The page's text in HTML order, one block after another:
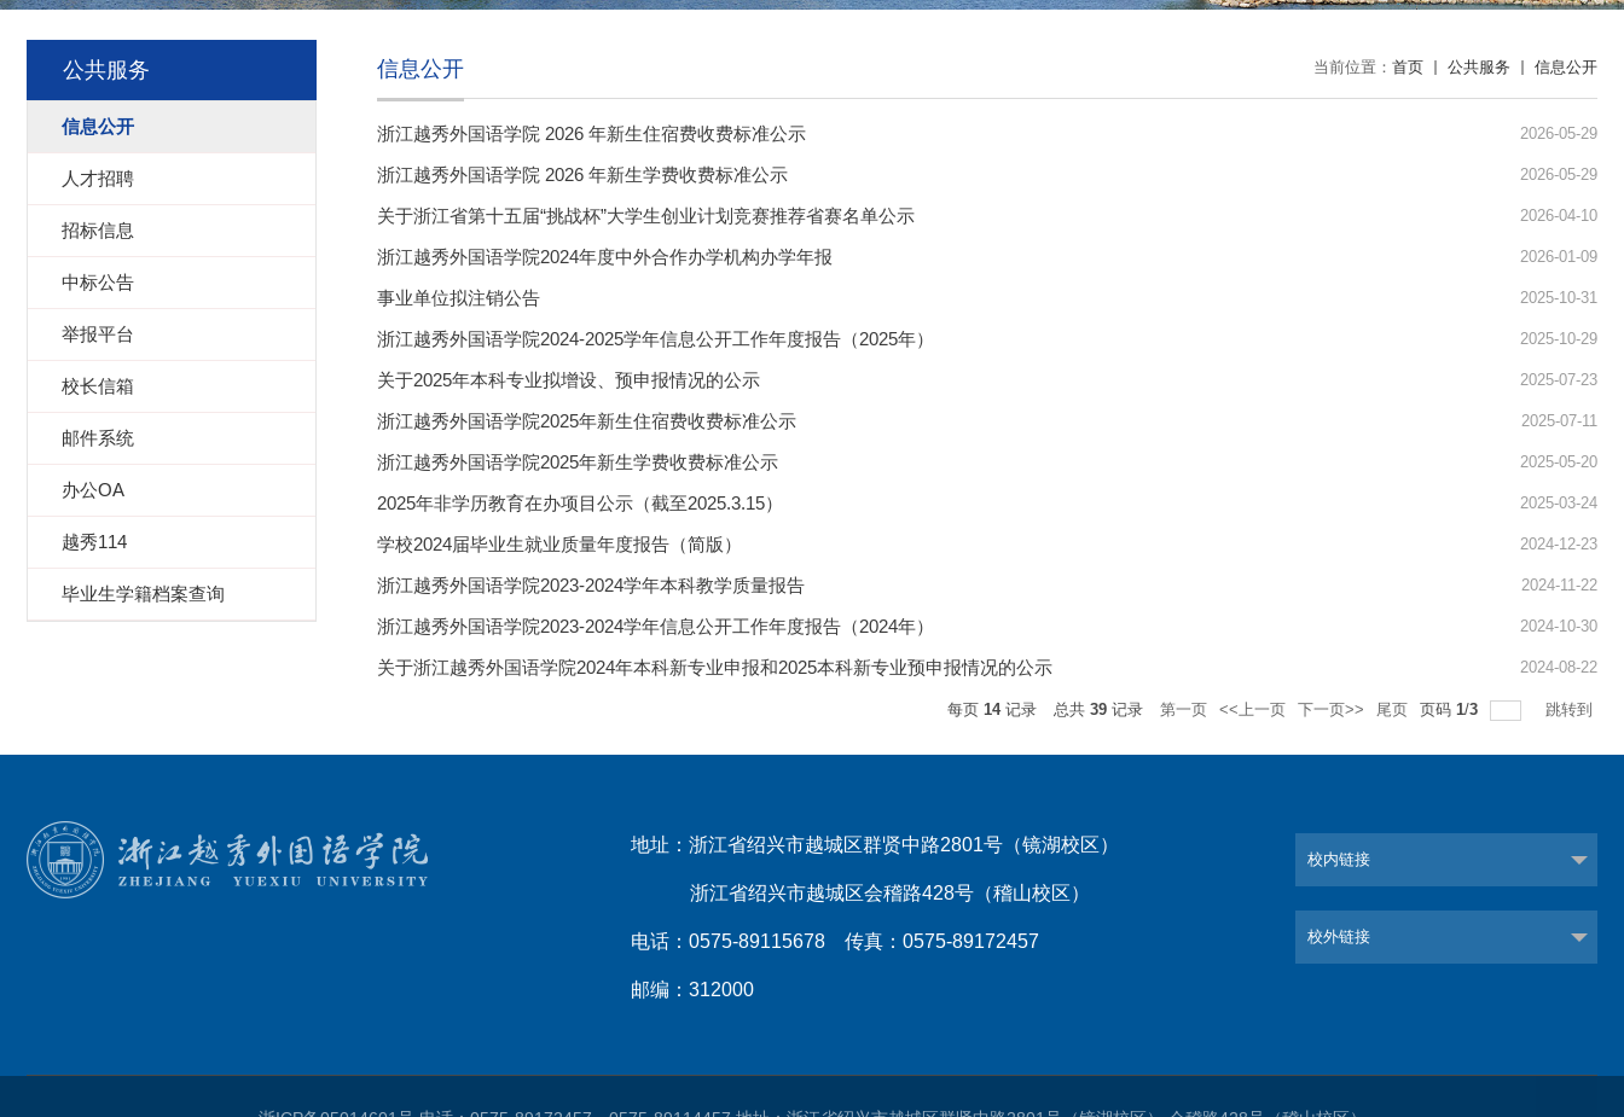
公共服务
信息公开
人才招聘
招标信息
中标公告
举报平台
校长信箱
邮件系统
办公OA
越秀114
毕业生学籍档案查询
当前位置： 首页 公共服务 信息公开
信息公开
浙江越秀外国语学院 2026 年新生住宿费收费标准公示 2026-05-29
浙江越秀外国语学院 2026 年新生学费收费标准公示 2026-05-29
关于浙江省第十五届“挑战杯”大学生创业计划竞赛推荐省赛名单公示 2026-04-10
浙江越秀外国语学院2024年度中外合作办学机构办学年报 2026-01-09
事业单位拟注销公告 2025-10-31
浙江越秀外国语学院2024-2025学年信息公开工作年度报告（2025年） 2025-10-29
关于2025年本科专业拟增设、预申报情况的公示 2025-07-23
浙江越秀外国语学院2025年新生住宿费收费标准公示 2025-07-11
浙江越秀外国语学院2025年新生学费收费标准公示 2025-05-20
2025年非学历教育在办项目公示（截至2025.3.15） 2025-03-24
学校2024届毕业生就业质量年度报告（简版） 2024-12-23
浙江越秀外国语学院2023-2024学年本科教学质量报告 2024-11-22
浙江越秀外国语学院2023-2024学年信息公开工作年度报告（2024年） 2024-10-30
关于浙江越秀外国语学院2024年本科新专业申报和2025本科新专业预申报情况的公示 2024-08-22
每页 14记录 总共 39 记录 第一页 <<上一页 下一页>> 尾页 页码 1/3 跳转到
校内链接
校外链接
地址：浙江省绍兴市越城区群贤中路2801号（镜湖校区）
浙江省绍兴市越城区会稽路428号（稽山校区）
电话：0575-89115678 传真：0575-89172457
邮编：312000